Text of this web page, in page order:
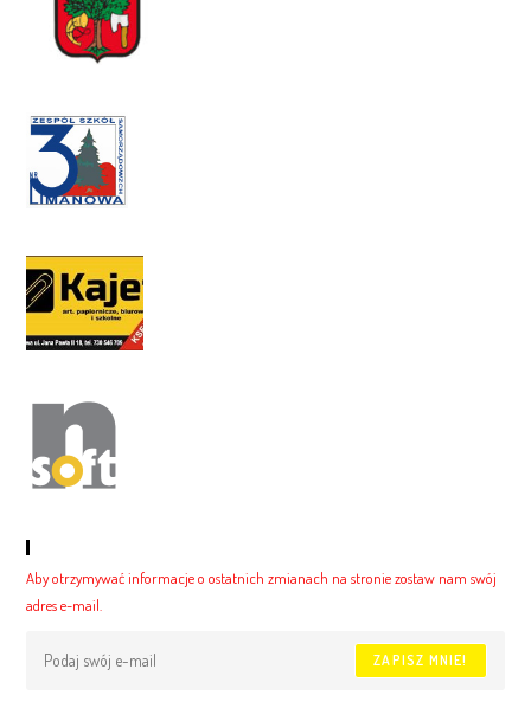
Aby otrzymywać informacje o ostatnich zmianach na stronie zostaw nam swój
adres e-mail.
ZAPISZ MNIE!